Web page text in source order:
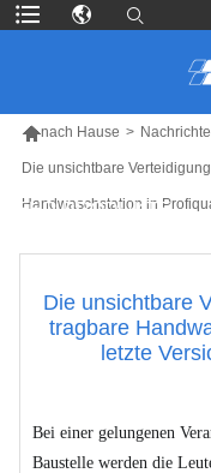
nach Hause >
Die unsichtbare
Handwaschstation in
MEHR PRODUKTE
Die unsichtbare
tragbare
letzte
Bei einer gelungenen
Baustelle werden die